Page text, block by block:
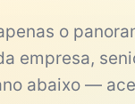
o
empresa,
abaixo —